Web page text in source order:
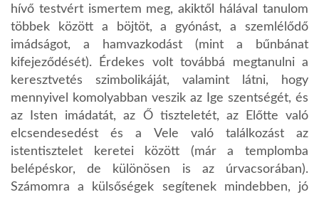
hívő testvért ismertem meg, akiktől hálával tanulom
többek között a böjtöt, a gyónást, a szemlélődő
imádságot, a hamvazkodást (mint a bűnbánat
kifejeződését). Érdekes volt továbbá megtanulni a
keresztvetés szimbolikáját, valamint látni, hogy
mennyivel komolyabban veszik az Ige szentségét, és
az Isten imádatát, az Ő tiszteletét, az Előtte való
elcsendesedést és a Vele való találkozást az
istentisztelet keretei között (már a templomba
belépéskor, de különösen is az úrvacsorában).
Számomra a külsőségek segítenek mindebben, jó